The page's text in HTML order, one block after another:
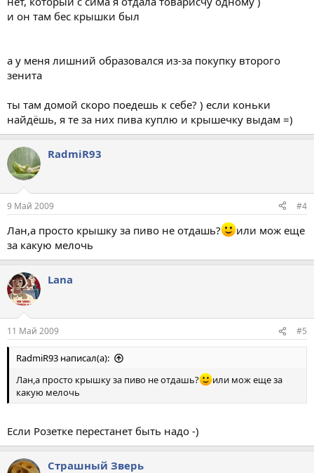
и он там бес крышки был
а у меня лишний образовался из-за покупку второго
зенита
ты там домой скоро поедешь к себе? ) если коньки
найдёшь, я те за них пива куплю и крышечку выдам =)
RadmiR93
9 Май 2009 #4
Лан,а просто крышку за пиво не отдашь?
или мож еще
за какую мелочь
Lana
11 Май 2009 #5
RadmiR93 написал(а):
Лан,а просто крышку за пиво не отдашь?
или мож еще за
какую мелочь
Если Розетке перестанет быть надо -)
Страшный Зверь